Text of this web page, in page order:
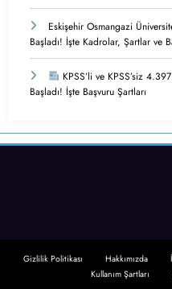
Eskişehir Osmangazi
Başladı! İşte Kadrolar, Şartlar ve
KPSS’li ve KPSS’siz
Başladı! İşte Başvuru Şartları
Gizlilik Politikası Hakkımızda
Kullanım Şartları